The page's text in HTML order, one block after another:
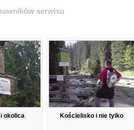
serwisu
okolica Kościelisko i nie tylko